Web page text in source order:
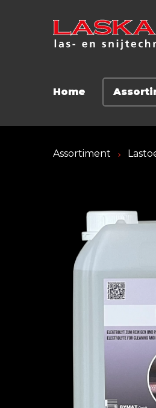
Home
Assortiment